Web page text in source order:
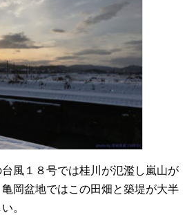
風１８号では桂川が氾濫し嵐山が
岡盆地ではこの田畑と築堤が大半
。